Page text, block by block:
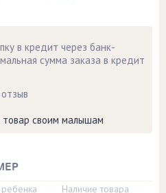
в кредит через банк-
сумма заказа в кредит
товар своим малышам
Наличие товара